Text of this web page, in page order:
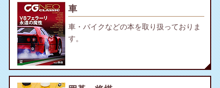
車
車・バイクなどの本を取り扱っておりま
す。